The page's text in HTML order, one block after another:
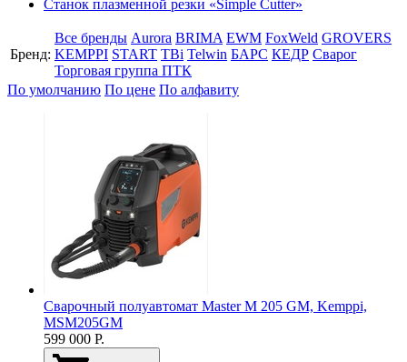
Станок плазменной резки «Simple Cutter»
Бренд:
Все бренды Aurora BRIMA EWM FoxWeld GROVERS
KEMPPI START TBi Telwin БАРС КЕДР Сварог
Торговая группа ПТК
По умолчанию По цене По алфавиту
Сварочный полуавтомат Master M 205 GM, Kemppi,
MSM205GM
599 000 Р.